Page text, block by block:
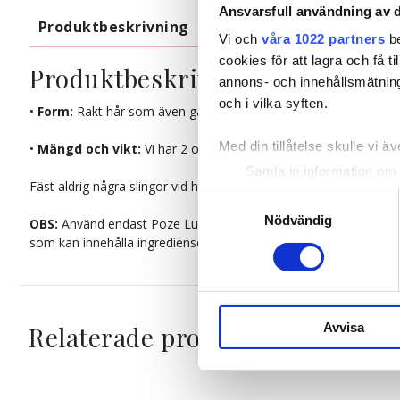
Ansvarsfull användning av
Vi och våra 1022 partners
cookies för att lagra och få
annons- och
och i vilka syften.
Med din tillåtelse skulle vi
Samla in information
Identifiera din enhet
Ta reda på mer om hur
sociala medier och
till de sociala medier och
med annan information som
Nödvändig
Avvisa
Produktbeskrivning
Produktbeskrivning
• Form: Rakt hår som även går att forma med lock- eller plattång.
• Mängd och vikt: Vi har 2 olika förpackningar. De som väger
Fäst aldrig några slingor vid hårfästet eller för högt upp i
OBS: Använd endast Poze Luxury Hair Care på ditt löshår för
som kan innehålla ingredienser som inte är kompatibla med
Relaterade produkter